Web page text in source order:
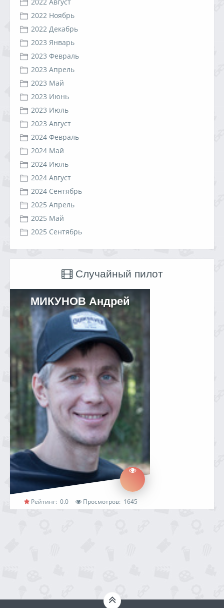
2022 Ноябрь
2022 Декабрь
2023 Январь
2023 Февраль
2023 Апрель
2023 Май
2023 Июнь
2023 Июль
2023 Август
2024 Февраль
2024 Май
2024 Июль
2024 Август
2024 Сентябрь
2025 Апрель
2025 Май
2025 Сентябрь
Случайный пилот
МИКУНОВ Андрей
Рейтинг: 0.0 Просмотров: 1645